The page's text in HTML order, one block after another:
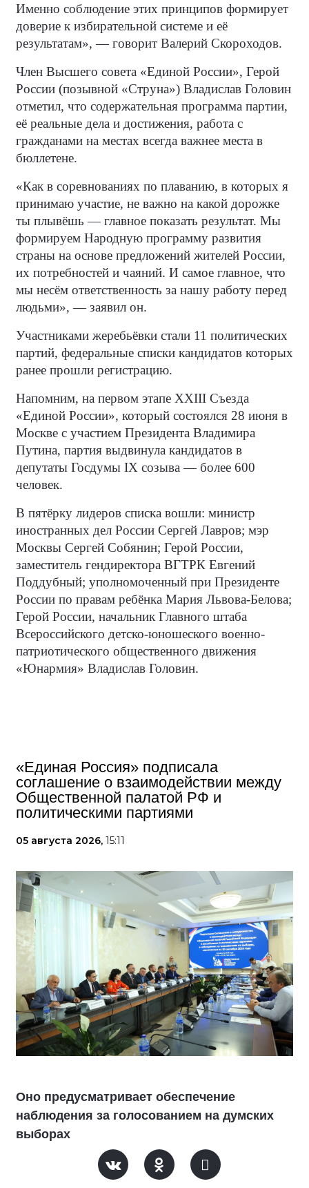
Именно соблюдение этих принципов формирует
доверие к избирательной системе и её
результатам», — говорит Валерий Скороходов.
Член Высшего совета «Единой России», Герой
России (позывной «Струна») Владислав Головин
отметил, что содержательная программа партии,
её реальные дела и достижения, работа с
гражданами на местах всегда важнее места в
бюллетене.
«Как в соревнованиях по плаванию, в которых я
принимаю участие, не важно на какой дорожке
ты плывёшь — главное показать результат. Мы
формируем Народную программу развития
страны на основе предложений жителей России,
их потребностей и чаяний. И самое главное, что
мы несём ответственность за нашу работу перед
людьми», — заявил он.
Участниками жеребьёвки стали 11 политических
партий, федеральные списки кандидатов которых
ранее прошли регистрацию.
Напомним, на первом этапе XXIII Съезда
«Единой России», который состоялся 28 июня в
Москве с участием Президента Владимира
Путина, партия выдвинула кандидатов в
депутаты Госдумы IX созыва — более 600
человек.
В пятёрку лидеров списка вошли: министр
иностранных дел России Сергей Лавров; мэр
Москвы Сергей Собянин; Герой России,
заместитель гендиректора ВГТРК Евгений
Поддубный; уполномоченный при Президенте
России по правам ребёнка Мария Львова-Белова;
Герой России, начальник Главного штаба
Всероссийского детско-юношеского военно-
патриотического общественного движения
«Юнармия» Владислав Головин.
«Единая Россия» подписала
соглашение о взаимодействии между
Общественной палатой РФ и
политическими партиями
05 августа 2026, 15:11
Оно предусматривает обеспечение
наблюдения за голосованием на думских
выборах